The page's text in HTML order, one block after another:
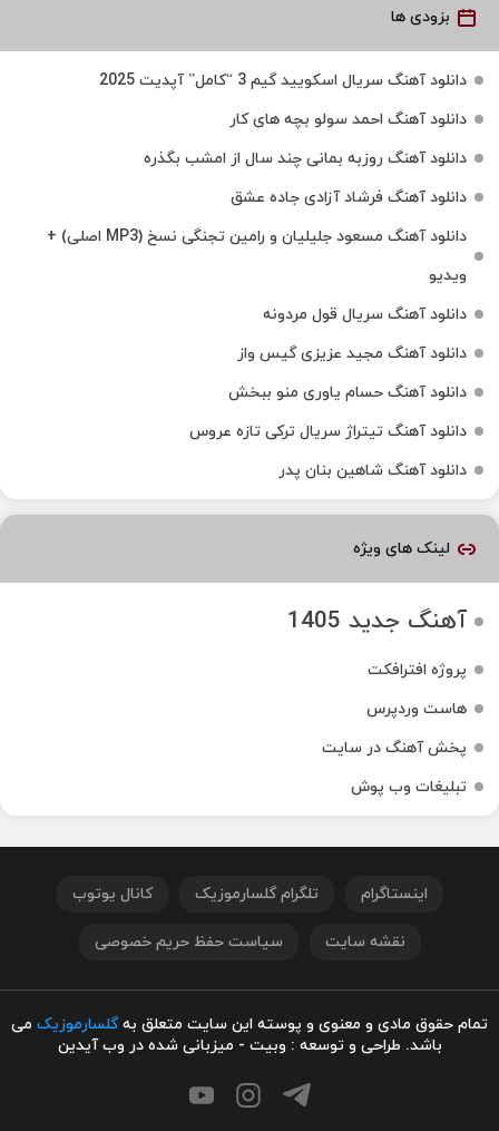
بزودی ها
دانلود آهنگ سریال اسکویید گیم 3 “کامل” آپدیت 2025
دانلود آهنگ احمد سولو بچه های کار
دانلود آهنگ روزبه بمانی چند سال از امشب بگذره
دانلود آهنگ فرشاد آزادی جاده عشق
دانلود آهنگ مسعود جلیلیان و رامین تجنگی نسخ (MP3 اصلی) +
ویدیو
دانلود آهنگ سریال قول مردونه
دانلود آهنگ مجید عزیزی گیس واز
دانلود آهنگ حسام یاوری منو ببخش
دانلود آهنگ تیتراژ سریال ترکی تازه عروس
دانلود آهنگ شاهین بنان پدر
لینک های ویژه
آهنگ جدید 1405
پروژه افترافکت
هاست وردپرس
پخش آهنگ در سایت
تبلیغات وب پوش
اینستاگرام تلگرام گلسارموزیک کانال یوتوب
نقشه سایت سیاست حفظ حریم خصوصی
تمام حقوق مادی و معنوی و پوسته این سایت متعلق بهگلسارموزیک می
باشد. طراحی و توسعه : وبیت - میزبانی شده در وب آیدین